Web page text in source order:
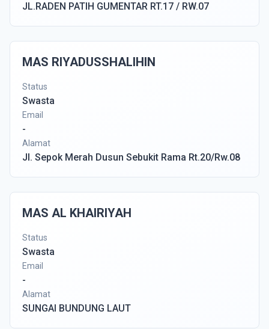
JL.RADEN PATIH GUMENTAR RT.17 / RW.07
MAS RIYADUSSHALIHIN
Status
Swasta
Email
-
Alamat
Jl. Sepok Merah Dusun Sebukit Rama Rt.20/Rw.08
MAS AL KHAIRIYAH
Status
Swasta
Email
-
Alamat
SUNGAI BUNDUNG LAUT